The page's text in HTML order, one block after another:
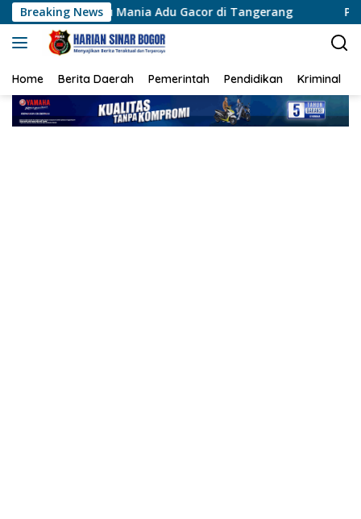
Langsung
ke
konten
Breaking News
Mania Adu Gacor di Tangerang Polisi Sambangi
Home Berita Daerah Pemerintah Pendidikan Kriminal